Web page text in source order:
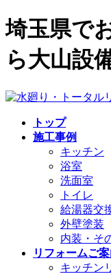
コ
ン
テ
ン
へ
ナ
ビ
ゲ
ー
ョ
埼玉県で
ら大山設
トップ
施工事例
キッチン
浴室
洗面室
トイレ
給湯器交
外壁塗装
内装・そ
リフォームご
キッチン